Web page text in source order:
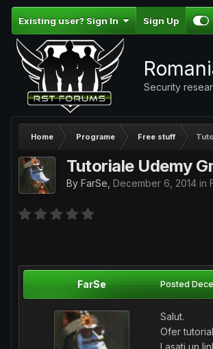
Existing user? Sign In Sign Up
Security
Home Programe Free stuff
Tutoriale Udemy
By FarSe December 6, 2014 in
FarSe Posted
Salut.
Ofer
Lasati un